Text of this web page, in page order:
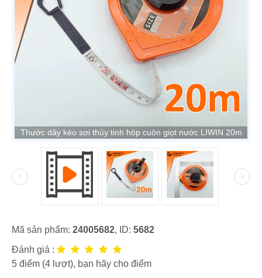
Thước dây kéo sợi thủy tinh hộp cuộn giọt nước LIWIN 20m
Mã sản phẩm: 24005682, ID: 5682
Đánh giá :
5 điểm (4 lượt), bạn hãy cho điểm